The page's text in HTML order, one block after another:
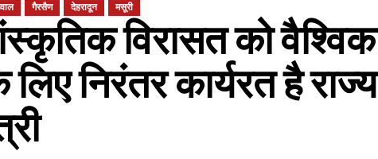
गैरसैण देहरादून मसूरी
विरासत को वैश्विक
निरंतर कार्यरत है राज्य